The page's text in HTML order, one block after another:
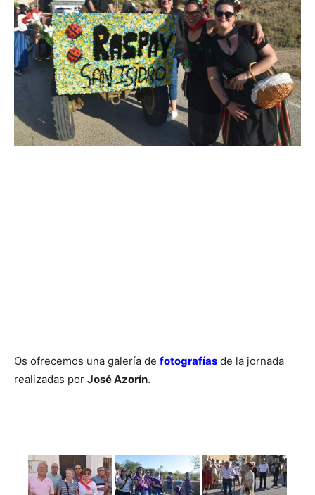
Os ofrecemos una galería de fotografías de la jornada
realizadas por José Azorín.